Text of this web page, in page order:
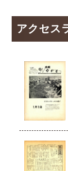
アクセス